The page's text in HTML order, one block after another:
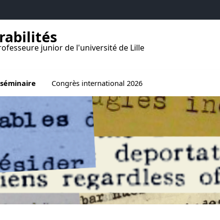
junior de l'université de Lille
Congrès international 2026